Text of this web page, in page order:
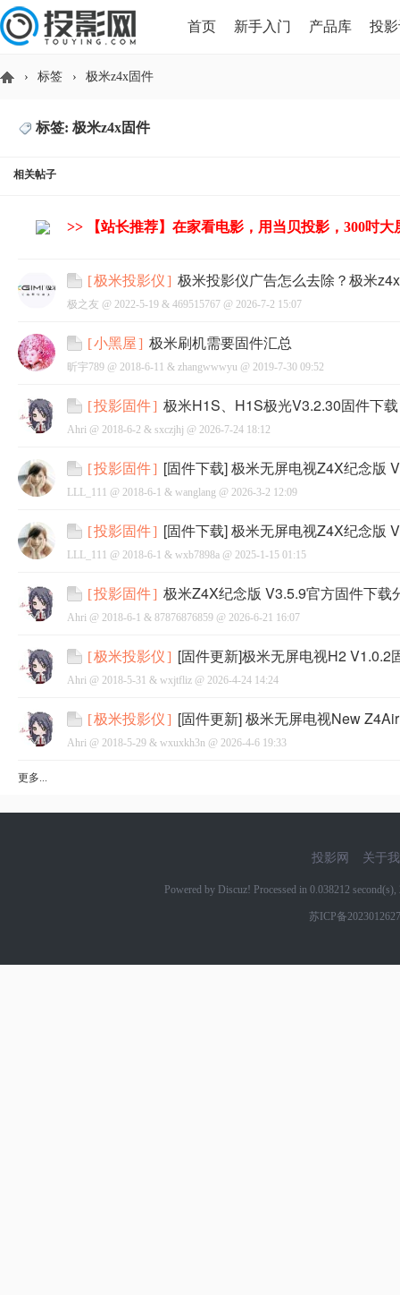
首页 新手入门 产品库 投
HDMI版本对比 导读
› 标签 › 极米z4x固件
标签: 极米z4x固件
相关帖子
>> 【站长推荐】在家看电影，用当贝投影，300吋
[极米投影仪] 极米投影仪广告怎么去除？极米
极之友 @ 2022-5-19 & 469515767 @ 2026-7-2 15:07
[小黑屋] 极米刷机需要固件汇总
昕宇789 @ 2018-6-11 & zhangwwwyu @ 2019-7-30 09:52
[投影固件] 极米H1S、H1S极光V3.2.30固件下载
Ahri @ 2018-6-2 & sxczjhj @ 2026-7-24 18:12
[投影固件] [固件下载] 极米无屏电视Z4X纪念版
LLL_111 @ 2018-6-1 & wanglang @ 2026-3-2 12:09
[投影固件] [固件下载] 极米无屏电视Z4X纪念版
LLL_111 @ 2018-6-1 & wxb7898a @ 2025-1-15 01:15
[投影固件] 极米Z4X纪念版 V3.5.9官方固件下载
Ahri @ 2018-6-1 & 87876876859 @ 2026-6-21 16:07
[极米投影仪] [固件更新]极米无屏电视H2 V1.0.2
Ahri @ 2018-5-31 & wxjtfliz @ 2026-4-24 14:24
[极米投影仪] [固件更新] 极米无屏电视New
Ahri @ 2018-5-29 & wxuxkh3n @ 2026-4-6 19:33
更多...
投影网 关于
Powered by Discuz! Processed in 0.038212
苏ICP备